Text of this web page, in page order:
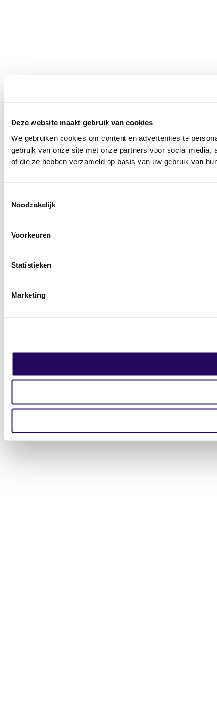
Deze website maakt gebruik van cookies
We gebruiken cookies om content en advertenties te
gebruik van onze site met onze partners voor social
of die ze hebben verzameld op basis van uw gebruik van
Noodzakelijk
Voorkeuren
Statistieken
Marketing